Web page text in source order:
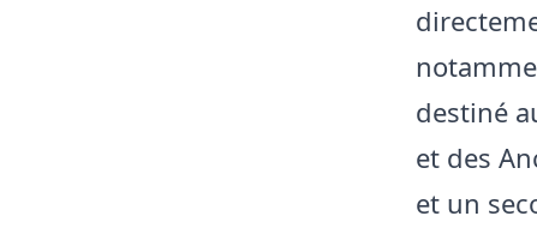
destiné
et des
et un